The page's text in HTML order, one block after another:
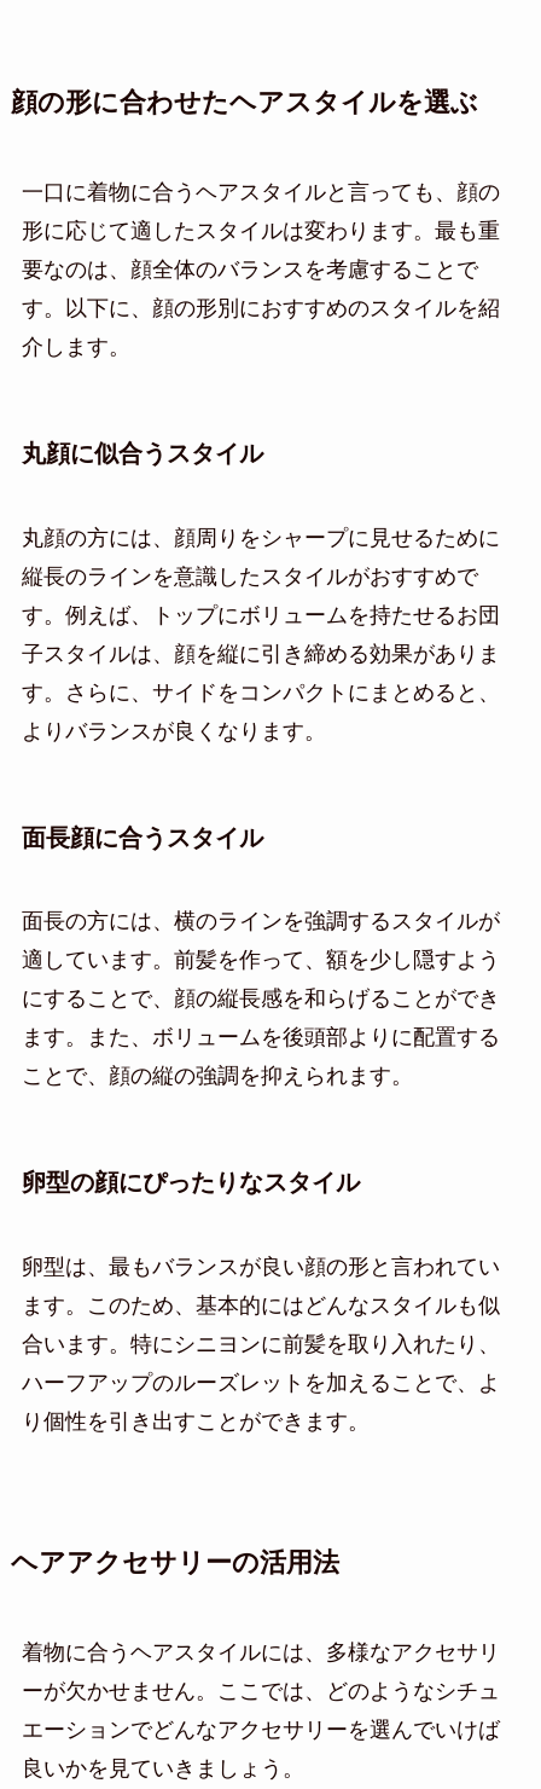
顔の形に合わせたヘアスタイルを選ぶ
一口に着物に合うヘアスタイルと言っても、顔の
形に応じて適したスタイルは変わります。最も重
要なのは、顔全体のバランスを考慮することで
す。以下に、顔の形別におすすめのスタイルを紹
介します。
丸顔に似合うスタイル
丸顔の方には、顔周りをシャープに見せるために
縦長のラインを意識したスタイルがおすすめで
す。例えば、トップにボリュームを持たせるお団
子スタイルは、顔を縦に引き締める効果がありま
す。さらに、サイドをコンパクトにまとめると、
よりバランスが良くなります。
面長顔に合うスタイル
面長の方には、横のラインを強調するスタイルが
適しています。前髪を作って、額を少し隠すよう
にすることで、顔の縦長感を和らげることができ
ます。また、ボリュームを後頭部よりに配置する
ことで、顔の縦の強調を抑えられます。
卵型の顔にぴったりなスタイル
卵型は、最もバランスが良い顔の形と言われてい
ます。このため、基本的にはどんなスタイルも似
合います。特にシニヨンに前髪を取り入れたり、
ハーフアップのルーズレットを加えることで、よ
り個性を引き出すことができます。
ヘアアクセサリーの活用法
着物に合うヘアスタイルには、多様なアクセサリ
ーが欠かせません。ここでは、どのようなシチュ
エーションでどんなアクセサリーを選んでいけば
良いかを見ていきましょう。